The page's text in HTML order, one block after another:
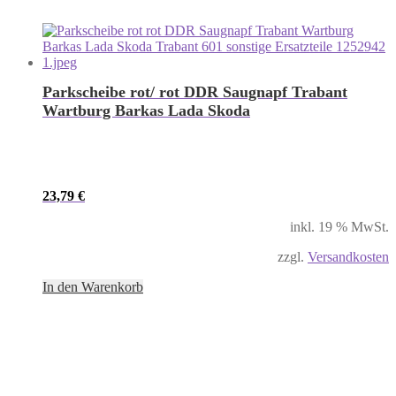
Parkscheibe rot/ rot DDR Saugnapf Trabant
Wartburg Barkas Lada Skoda
23,79 €
inkl. 19 % MwSt.
zzgl. Versandkosten
In den Warenkorb